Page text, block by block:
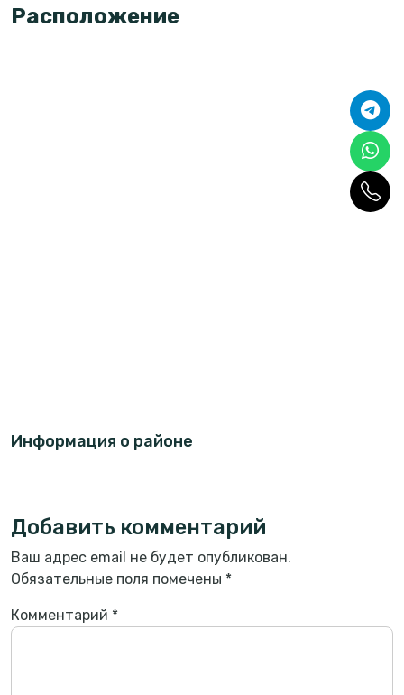
Расположение
Информация о районе
Добавить комментарий
Ваш адрес email не будет опубликован.
Обязательные поля помечены *
Комментарий *